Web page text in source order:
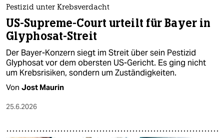
Pestizid unter Krebsverdacht
US-Supreme-Court urteilt für Bayer in
Glyphosat-Streit
Der Bayer-Konzern siegt im Streit über sein Pestizid
Glyphosat vor dem obersten US-Gericht. Es ging nicht
um Krebsrisiken, sondern um Zuständigkeiten.
Von Jost Maurin
25.6.2026